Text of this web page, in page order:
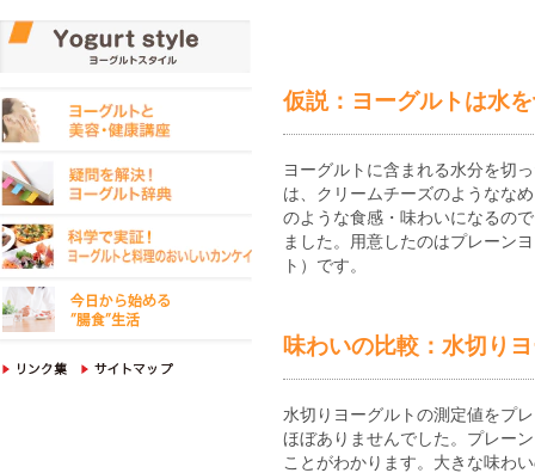
仮説：ヨーグルトは水
ヨーグルトに含まれる水分を切
は、クリームチーズのようなな
のような食感・味わいになるの
ました。用意したのはプレーン
ト）です。
味わいの比較：水切り
水切りヨーグルトの測定値をプ
ほぼありませんでした。プレー
ことがわかります。大きな味わ